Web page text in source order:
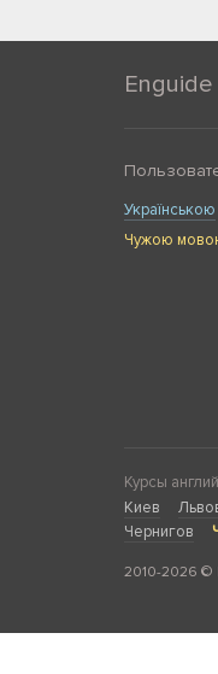
Українською
Чужою
Курсы
Киев
Чернигов
2010-2026 ©